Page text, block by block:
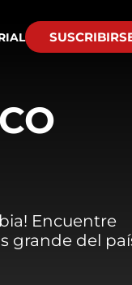
Encuentre
grande del